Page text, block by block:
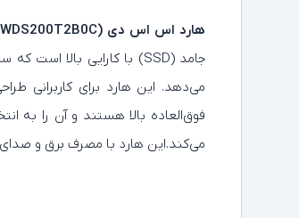
هارد اس اس دی Western Digital 2TB WD Blue SN550 NVMe (WDS200T2B0C)
می‌دهد. این هارد برای کاربرانی
فوق‌العاده بالا هستند و آن را به
می‌کند.این هارد با مصرف برق و